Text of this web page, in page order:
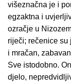
višeznačna je i
egzaktna i
ozračje u
riječi; rečenice su
i mračan,
Sve istodobno.
djelo,